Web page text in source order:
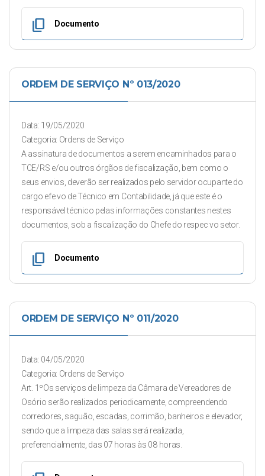
content_copy Documento
ORDEM DE SERVIÇO Nº 013/2020
Data: 19/05/2020
Categoria: Ordens de Serviço
A assinatura de documentos a serem encaminhados para o
TCE/RS e/ou outros órgãos de fiscalização, bem como o
seus envios, deverão ser realizados pelo servidor ocupante do
cargo efe vo de Técnico em Contabilidade, já que este é o
responsável técnico pelas informações constantes nestes
documentos, sob a fiscalização do Chefe do respec vo setor.
content_copy Documento
ORDEM DE SERVIÇO Nº 011/2020
Data: 04/05/2020
Categoria: Ordens de Serviço
Art. 1ºOs serviços de limpeza da Câmara de Vereadores de
Osório serão realizados periodicamente, compreendendo
corredores, saguão, escadas, corrimão, banheiros e elevador,
sendo que a limpeza das salas será realizada,
preferencialmente, das 07 horas às 08 horas.